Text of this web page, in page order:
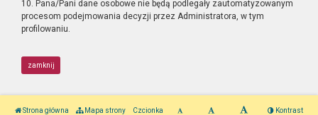
10. Pana/Pani dane osobowe nie będą podlegały zautomatyzowanym
procesom podejmowania decyzji przez Administratora, w tym
profilowaniu.
zamknij
Strona główna Mapa strony Czcionka Kontrast